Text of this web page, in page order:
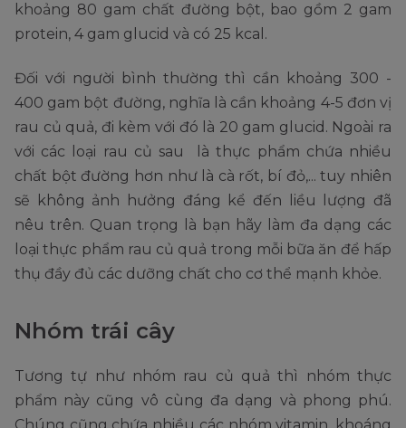
khoảng 80 gam chất đường bột, bao gồm 2 gam
protein, 4 gam glucid và có 25 kcal.
Đối với người bình thường thì cần khoảng 300 -
400 gam bột đường, nghĩa là cần khoảng 4-5 đơn vị
rau củ quả, đi kèm với đó là 20 gam glucid. Ngoài ra
với các loại rau củ sau là thực phẩm chứa nhiều
chất bột đường hơn như là cà rốt, bí đỏ,... tuy nhiên
sẽ không ảnh hưởng đáng kể đến liều lượng đã
nêu trên. Quan trọng là bạn hãy làm đa dạng các
loại thực phẩm rau củ quả trong mỗi bữa ăn để hấp
thụ đầy đủ các dưỡng chất cho cơ thể mạnh khỏe.
Nhóm trái cây
Tương tự như nhóm rau củ quả thì nhóm thực
phẩm này cũng vô cùng đa dạng và phong phú.